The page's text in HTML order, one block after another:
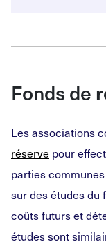
Fonds de
Les associations
réserve pour
parties
sur des études du
coûts futurs et
études sont